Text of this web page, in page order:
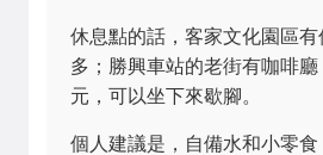
休息點的話，客家文化園區
多；勝興車站的老街有咖啡
元，可以坐下來歇腳。
個人建議是，自備水和小零